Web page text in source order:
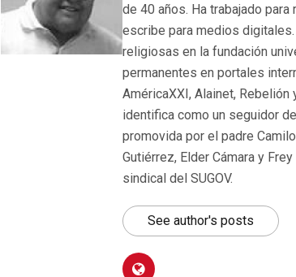
de 40 años. Ha trabajado
escribe para medios
religiosas en la fundación
permanentes en portales
AméricaXXI, Alainet, Rebelión
identifica como un seguidor
promovida por el padre
Gutiérrez, Elder Cámara y
sindical del SUGOV.
See author's posts